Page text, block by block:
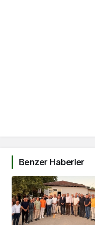
Benzer Haberler